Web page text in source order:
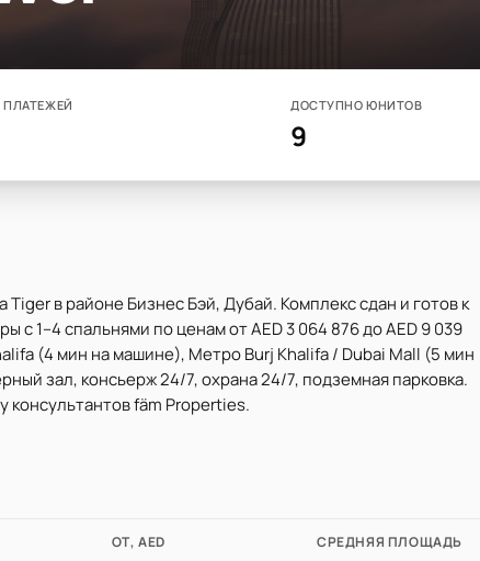
ПЛАТЕЖЕЙ ДОСТУПНО ЮНИТОВ
9
в районе Бизнес Бэй, Дубай. Комплекс сдан и готов к
1–4 спальнями по ценам от AED 3 064 876 до AED 9 039
(4 мин на машине), Метро Burj Khalifa / Dubai Mall (5 мин
зал, консьерж 24/7, охрана 24/7, подземная парковка.
fäm Properties.
ОТ, AED СРЕДНЯЯ ПЛОЩАДЬ